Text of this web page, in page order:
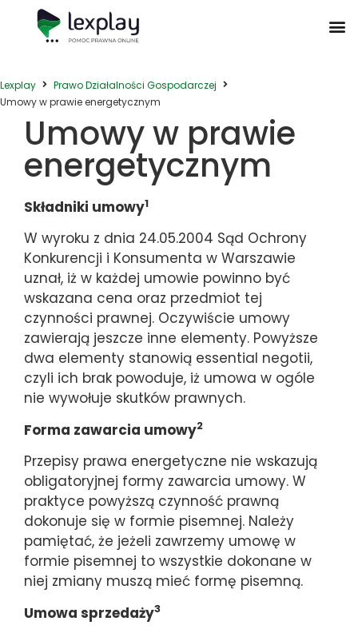
Lexplay
Prawo Działalności Gospodarczej
Umowy w prawie energetycznym
Umowy w prawie
energetycznym
Składniki umowy1
W wyroku z dnia 24.05.2004 Sąd Ochrony
Konkurencji i Konsumenta w Warszawie
uznał, iż w każdej umowie powinno być
wskazana cena oraz przedmiot tej
czynności prawnej. Oczywiście umowy
zawierają jeszcze inne elementy. Powyższe
dwa elementy stanowią essential negotii,
czyli ich brak powoduje, iż umowa w ogóle
nie wywołuje skutków prawnych.
Forma zawarcia umowy2
Przepisy prawa energetyczne nie wskazują
obligatoryjnej formy zawarcia umowy. W
praktyce powyższą czynność prawną
dokonuje się w formie pisemnej. Należy
pamiętać, że jeżeli zawrzemy umowę w
formie pisemnej to wszystkie dokonane w
niej zmiany muszą mieć formę pisemną.
Umowa sprzedaży3